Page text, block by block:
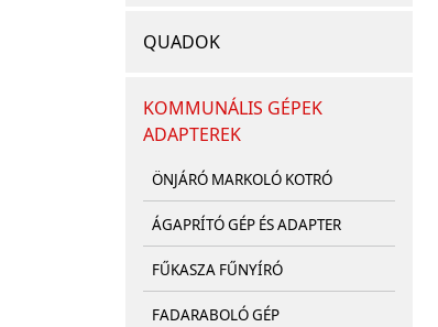
QUADOK
KOMMUNÁLIS GÉPEK
ADAPTEREK
ÖNJÁRÓ MARKOLÓ KOTRÓ
ÁGAPRÍTÓ GÉP ÉS ADAPTER
FŰKASZA FŰNYÍRÓ
FADARABOLÓ GÉP